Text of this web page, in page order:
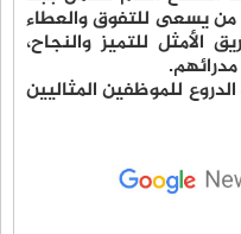
يسعى للتفوق والعطاء
للتميز والنجاح،
للموظفين المثاليين